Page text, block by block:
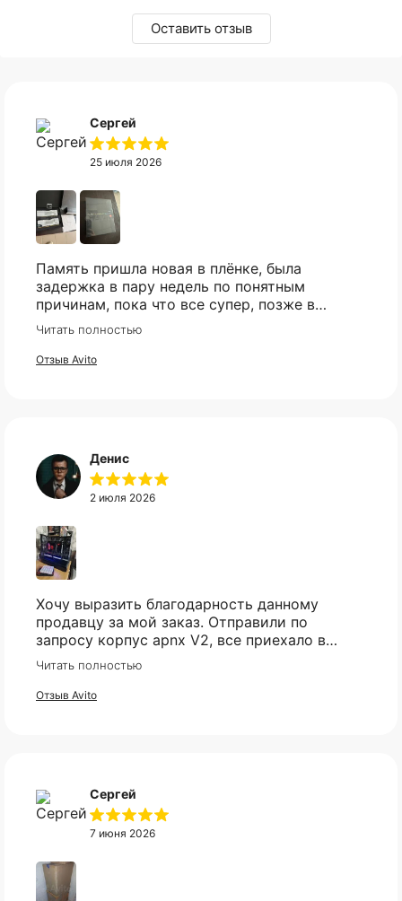
Оставить отзыв
Сергей
25 июля 2026
Память пришла новая в плёнке, была
задержка в пару недель по понятным
причинам, пока что все супер, позже в
сборке проверю и отзыв дополню
Читать полностью
Отзыв Avito
Денис
2 июля 2026
Хочу выразить благодарность данному
продавцу за мой заказ. Отправили по
запросу корпус apnx V2, все приехало в
идеале. Ценник более чем демократичный.
Все доехало в установленный срок.
Читать полностью
Отзыв Avito
Сергей
7 июня 2026